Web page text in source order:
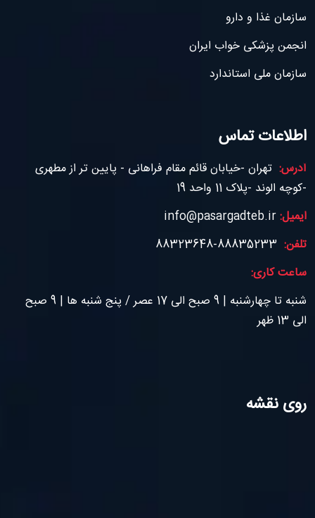
سازمان غذا و دارو
انجمن پزشکی خواب ایران
سازمان ملی استاندارد
اطلاعات تماس
آدرس: تهران -خیابان قائم مقام فراهانی - پایین تر از مطهری
-کوچه الوند -پلاک 11 واحد 19
ایمیل:info@pasargadteb.ir
تلفن:
ساعت کاری:
شنبه تا چهارشنبه | 9 صبح الی 17 عصر / پنج شنبه ها | 9 صبح
الی 13 ظهر
روی نقشه